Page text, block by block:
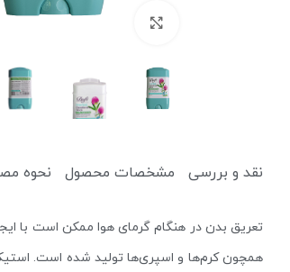
نقد و بررسی مشخصات محصول نحوه
تعریق بدن در هنگام گرمای هوا ممکن است با